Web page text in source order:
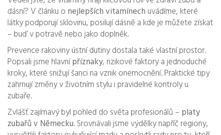
dásní? V článku o nejlepších vitamínech uvádíme, které
látky podporují sklovinu, posilují dásně a kde je můžete získat
– buď v potravě nebo jako doplněk.
Prevence rakoviny ústní dutiny dostala také vlastní prostor.
Popsali jsme hlavnípříznaky, rizikové faktory a jednoduché
kroky, které snižují šanci na vznik onemocnění. Praktické tipy
zahrnují změny v životním stylu i pravidelné kontroly u
zubaře.
Zvlášť zajímavý byl pohled do světa profesionálů – platy
zubařů v Německu. Srovnávali jsme výdělky napříč regiony,